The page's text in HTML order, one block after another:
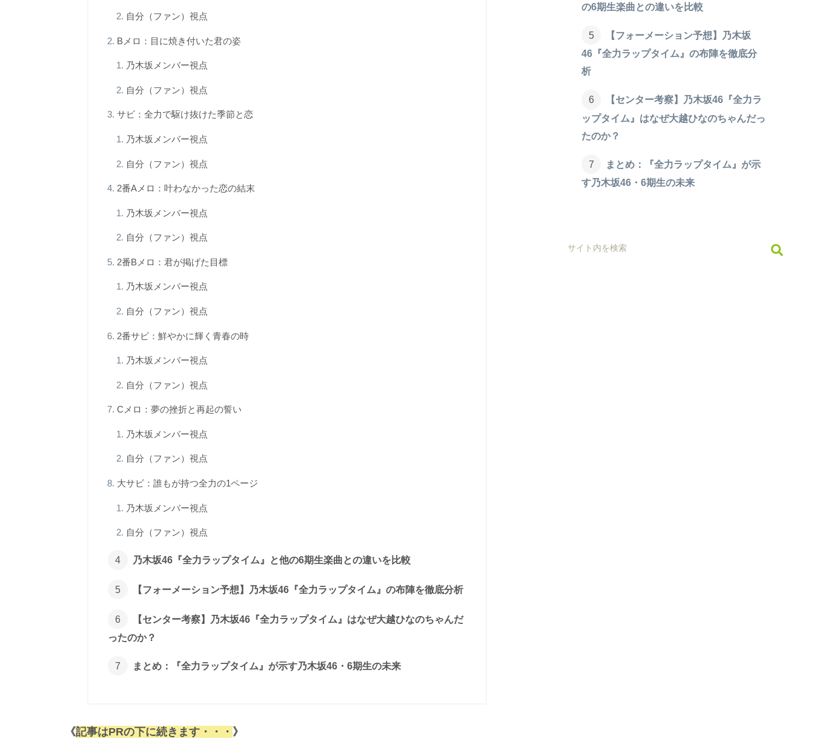
自分（ファン）視点
Bメロ：目に焼き付いた君の姿
乃木坂メンバー視点
自分（ファン）視点
サビ：全力で駆け抜けた季節と恋
乃木坂メンバー視点
自分（ファン）視点
2番Aメロ：叶わなかった恋の結末
乃木坂メンバー視点
自分（ファン）視点
2番Bメロ：君が掲げた目標
乃木坂メンバー視点
自分（ファン）視点
2番サビ：鮮やかに輝く青春の時
乃木坂メンバー視点
自分（ファン）視点
Cメロ：夢の挫折と再起の誓い
乃木坂メンバー視点
自分（ファン）視点
大サビ：誰もが持つ全力の1ページ
乃木坂メンバー視点
自分（ファン）視点
乃木坂46『全力ラップタイム』と他の6期生楽曲との違いを比較
【フォーメーション予想】乃木坂46『全力ラップタイム』の布陣を徹底分析
【センター考察】乃木坂46『全力ラップタイム』はなぜ大越ひなのちゃんだ
ったのか？
まとめ：『全力ラップタイム』が示す乃木坂46・6期生の未来
《記事はPRの下に続きます・・・ 》
の6期生楽曲との違いを比較
【フォーメーション予想】乃木坂
46『全力ラップタイム』の布陣を徹底分
析
【センター考察】乃木坂46『全力ラ
ップタイム』はなぜ大越ひなのちゃんだっ
たのか？
まとめ：『全力ラップタイム』が示
す乃木坂46・6期生の未来